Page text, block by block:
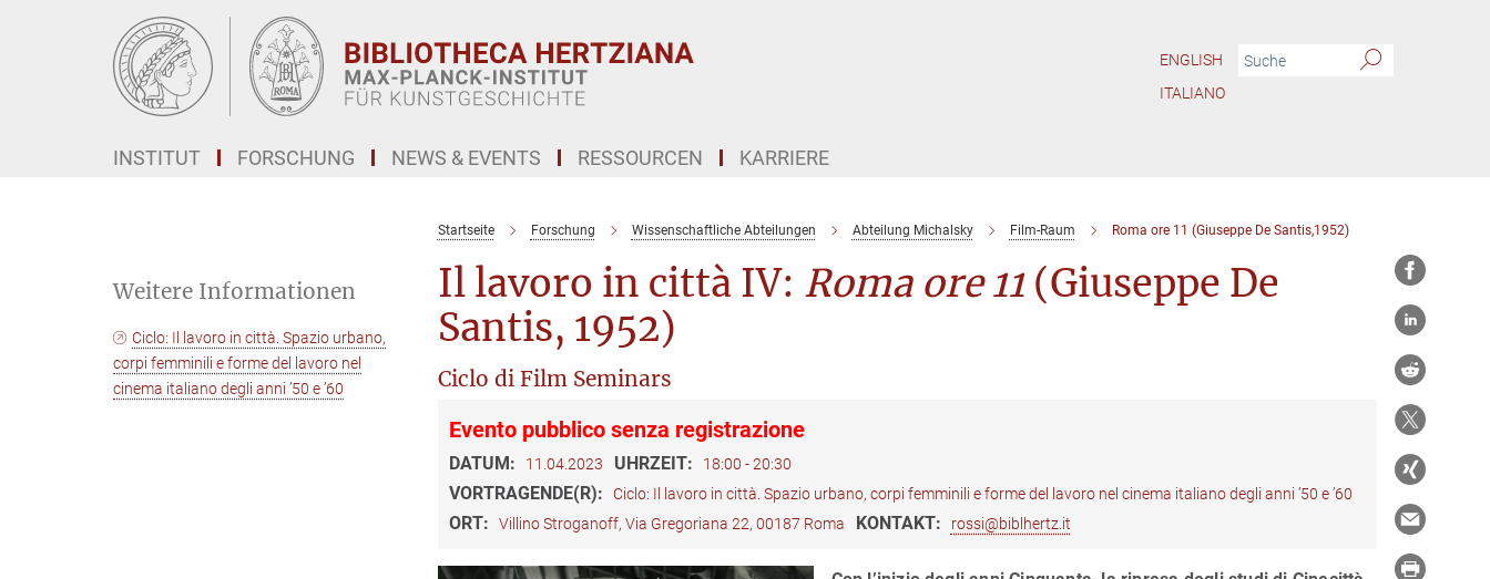
ENGLISH
ITALIANO
INSTITUT FORSCHUNG NEWS & EVENTS RESSOURCEN KARRIERE
Startseite Forschung Wissenschaftliche Abteilungen Abteilung Michalsky Film-Raum Roma ore 11 (Giuseppe De Santis,1952)
Il lavoro in città IV: Roma ore 11 (Giuseppe De
Santis, 1952)
Ciclo di Film Seminars
Evento pubblico senza registrazione
DATUM: 11.04.2023 UHRZEIT: 18:00 - 20:30
VORTRAGENDE(R): Ciclo: Il lavoro in città. Spazio urbano, corpi femminili e forme del lavoro nel cinema italiano degli anni ’50 e ’60
ORT: Villino Stroganoff, Via Gregoriana 22, 00187 Roma KONTAKT: rossi@biblhertz.it
Weitere Informationen
Ciclo: Il lavoro in città. Spazio urbano,
corpi femminili e forme del lavoro nel
cinema italiano degli anni ’50 e ’60